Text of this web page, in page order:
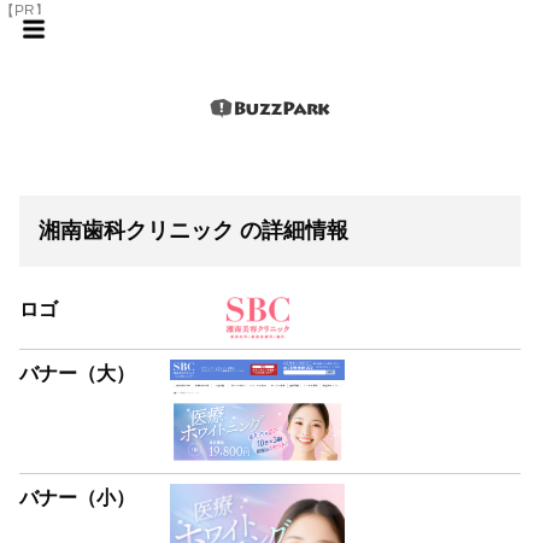
【PR】
湘南歯科クリニック の詳細情報
ロゴ
バナー（大）
バナー（小）